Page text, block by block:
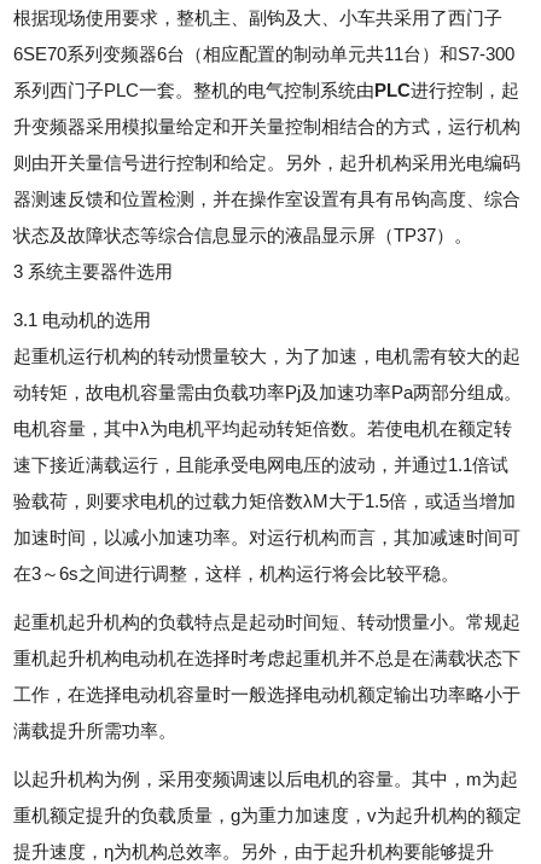
根据现场使用要求，整机主、副钩及大、小车共采用了西门子
6SE70系列变频器6台（相应配置的制动单元共11台）和S7-300
系列西门子PLC一套。整机的电气控制系统由 PLC进行控制，起
升变频器采用模拟量给定和开关量控制相结合的方式，运行机构
则由开关量信号进行控制和给定。另外，起升机构采用光电编码
器测速反馈和位置检测，并在操作室设置有具有吊钩高度、综合
状态及故障状态等综合信息显示的液晶显示屏（TP37）。
3 系统主要器件选用
3.1 电动机的选用
起重机运行机构的转动惯量较大，为了加速，电机需有较大的起
动转矩，故电机容量需由负载功率Pj及加速功率Pa两部分组成。
电机容量，其中λ为电机平均起动转矩倍数。若使电机在额定转
速下接近满载运行，且能承受电网电压的波动，并通过1.1倍试
验载荷，则要求电机的过载力矩倍数λM大于1.5倍，或适当增加
加速时间，以减小加速功率。对运行机构而言，其加减速时间可
在3～6s之间进行调整，这样，机构运行将会比较平稳。
起重机起升机构的负载特点是起动时间短、转动惯量小。常规起
重机起升机构电动机在选择时考虑起重机并不总是在满载状态下
工作，在选择电动机容量时一般选择电动机额定输出功率略小于
满载提升所需功率。
以起升机构为例，采用变频调速以后电机的容量。其中，m为起
重机额定提升的负载质量，g为重力加速度，v为起升机构的额定
提升速度，η为机构总效率。另外，由于起升机构要能够提升